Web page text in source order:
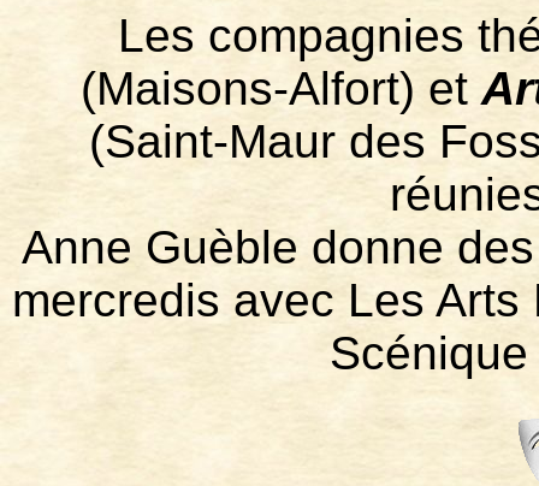
Les compagnies
(Maisons-Alfort) et
(Saint-Maur des
Anne Guèble donne
mercredis avec Les